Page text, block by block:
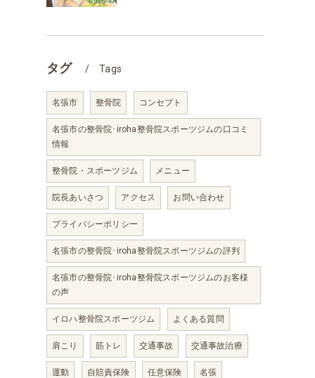
タグ Tags
名張市 整骨院 コンセプト
名張市の整骨院･iroha整骨院スポーツジムの口コミ
情報
整骨院・スポーツジム メニュー
院長あいさつ アクセス お問い合わせ
プライバシーポリシー
名張市の整骨院･iroha整骨院スポーツジムの評判
名張市の整骨院･iroha整骨院スポーツジムのお客様
の声
イロハ整骨院スポーツジム よくある質問
肩こり 筋トレ 交通事故 交通事故治療
運動 自賠責保険 任意保険 名張